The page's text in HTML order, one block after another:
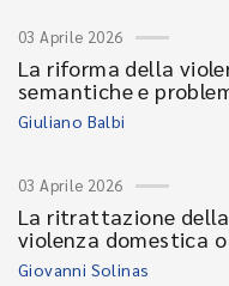
03 Aprile 2026
La riforma della
semantiche e
Giuliano Balbi
03 Aprile 2026
La ritrattazione
violenza domestica
Giovanni Solinas